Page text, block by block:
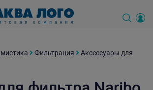
Фильтрация
Аксессуары для